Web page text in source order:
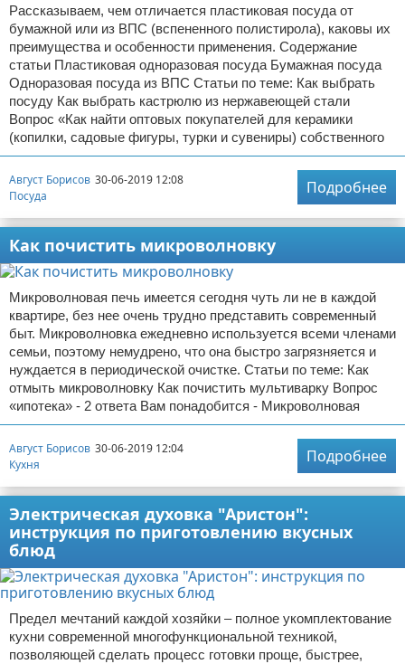
Стройматериалы
Разное
Рассказываем, чем отличается пластиковая посуда от
бумажной или из ВПС (вспененного полистирола), каковы их
преимущества и особенности применения. Содержание
статьи Пластиковая одноразовая посуда Бумажная посуда
Одноразовая посуда из ВПС Статьи по теме: Как выбрать
посуду Как выбрать кастрюлю из нержавеющей стали
Вопрос «Как найти оптовых покупателей для керамики
(копилки, садовые фигуры, турки и сувениры) собственного
Август Борисов 30-06-2019 12:08
Посуда
Подробнее
Как почистить микроволновку
Микроволновая печь имеется сегодня чуть ли не в каждой
квартире, без нее очень трудно представить современный
быт. Микроволновка ежедневно используется всеми членами
семьи, поэтому немудрено, что она быстро загрязняется и
нуждается в периодической очистке. Статьи по теме: Как
отмыть микроволновку Как почистить мультиварку Вопрос
«ипотека» - 2 ответа Вам понадобится - Микроволновая
Август Борисов 30-06-2019 12:04
Кухня
Подробнее
Электрическая духовка "Аристон":
инструкция по приготовлению вкусных
блюд
Предел мечтаний каждой хозяйки – полное укомплектование
кухни современной многофункциональной техникой,
позволяющей сделать процесс готовки проще, быстрее,